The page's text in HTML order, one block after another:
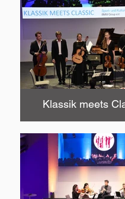
Klassik meets